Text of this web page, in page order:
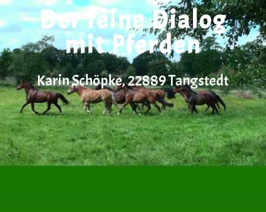
Der feine Dialog
mit Pferden
Karin Schöpke, 22889 Tangstedt